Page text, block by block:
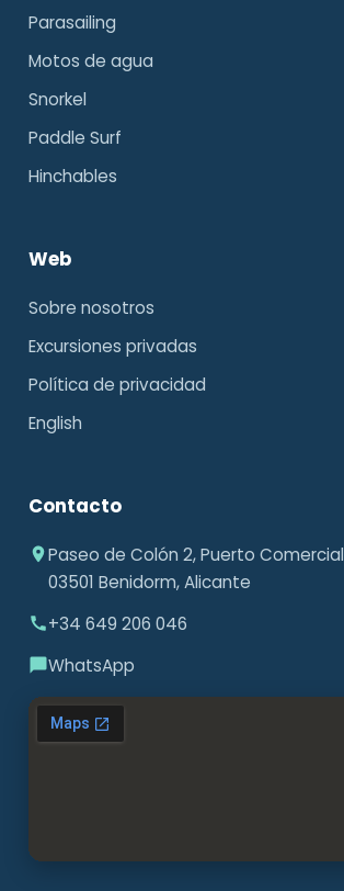
Parasailing
Motos de agua
Snorkel
Paddle Surf
Hinchables
Web
Sobre nosotros
Excursiones privadas
Política de privacidad
English
Contacto
Paseo de Colón 2, Puerto Comercial
03501 Benidorm, Alicante
+34 649 206 046
WhatsApp